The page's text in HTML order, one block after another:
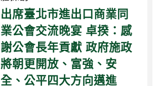
出席臺北市進出口商業同
業公會交流晚宴 卓揆：感
謝公會長年貢獻 政府施政
將朝更開放、富強、安
全、公平四大方向邁進